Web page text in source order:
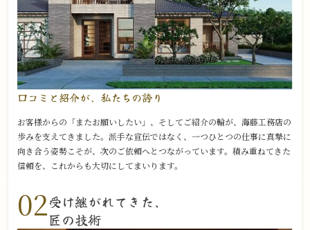
口コミと紹介が、 私たちの誇り
お客様からの「またお願いしたい」、そしてご紹介の輪が、海藤工務店の
歩みを支えてきました。派手な宣伝ではなく、一つひとつの仕事に真摯に
向き合う姿勢こそが、次のご依頼へとつながっています。積み重ねてきた
信頼を、これからも大切にしてまいります。
02受け継がれてきた、
匠の技術